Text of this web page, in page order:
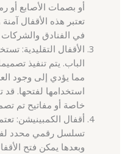
أو بصمات الأصابع أو
تعتبر هذه الأقفال
في الفنادق والشركات
الأقفال التقليدية:
الباب. يتم تنفيذ
مما يؤدي إلى وجود
استخدامها لفتحها. قد
خاصة أو مفاتيح تم
أقفال الكمبينيشن:
تسلسل رقمي محدد
وبعدها يمكن فتح